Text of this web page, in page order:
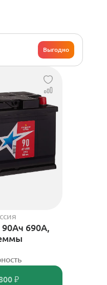
Выгодно
90Ач 690А,
₽